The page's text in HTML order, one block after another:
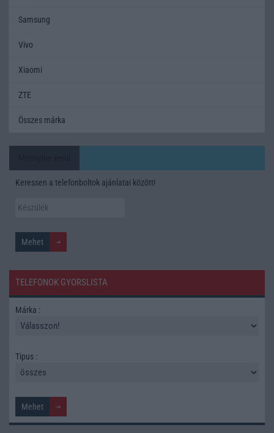
Samsung
Vivo
Xiaomi
ZTE
Összes márka
Keressen a telefonboltok ajánlatai között!
TELEFONOK GYORSLISTA
Márka :
Tipus :